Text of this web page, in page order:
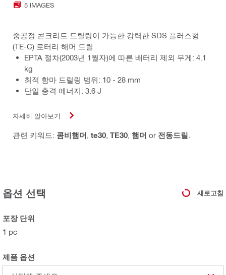
5 IMAGES
중공정 콘크리트 드릴링이 가능한 강력한 SDS 플러스형
(TE-C) 로터리 해머 드릴
EPTA 절차(2003년 1월자)에 따른 배터리 제외 무게: 4.1
kg
최적 함마 드릴링 범위: 10 - 28 mm
단일 충격 에너지: 3.6 J
자세히 알아보기
관련 키워드: 콤비햄머 te30 TE30 햄머 or 전동드릴
옵션 선택 새로고침
포장 단위
1 pc
제품 옵션